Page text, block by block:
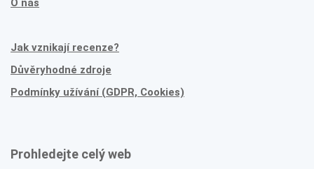
O nás
Jak vznikají recenze?
Důvěryhodné zdroje
Podmínky užívání (GDPR, Cookies)
Prohledejte celý web